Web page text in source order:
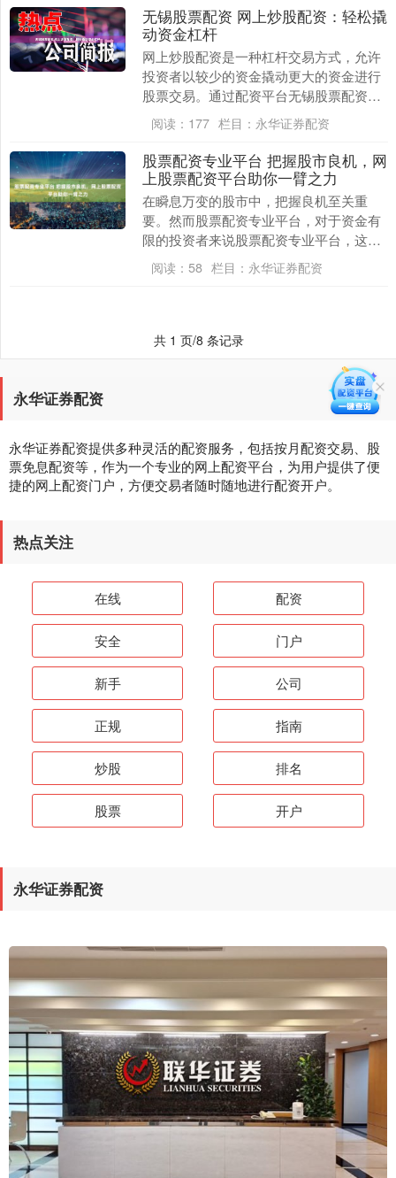
无锡股票配资 网上炒股配资：轻松撬
动资金杠杆
网上炒股配资是一种杠杆交易方式，允许
投资者以较少的资金撬动更大的资金进行
股票交易。通过配资平台无锡股票配资，
投资者可以获得一定倍数的资金杠杆，从
而放大投资收益。....
阅读： 177 栏目： 永华证券配资
股票配资专业平台 把握股市良机，网
上股票配资平台助你一臂之力
在瞬息万变的股市中，把握良机至关重
要。然而股票配资专业平台，对于资金有
限的投资者来说股票配资专业平台，这往
往是一项挑战。此时，网上股票配资平台
应运而生，为投资者....
阅读： 58 栏目： 永华证券配资
共 1 页/8 条记录
永华证券配资
永华证券配资提供多种灵活的配资服务，包括按月配资交易、股
票免息配资等，作为一个专业的网上配资平台，为用户提供了便
捷的网上配资门户，方便交易者随时随地进行配资开户。
热点关注
在线 配资
安全 门户
新手 公司
正规 指南
炒股 排名
股票 开户
永华证券配资